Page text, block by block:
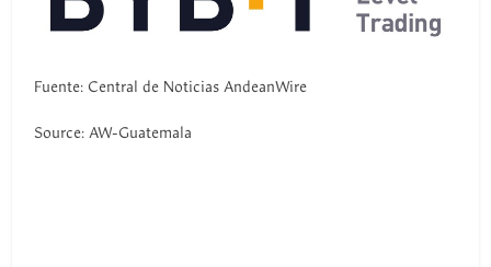
Fuente: Central de Noticias AndeanWire
Source: AW-Guatemala